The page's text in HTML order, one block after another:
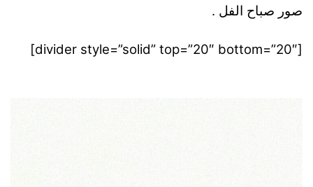
صور صباح الفل .
[divider style=”solid” top=”20″ bottom=”20″]